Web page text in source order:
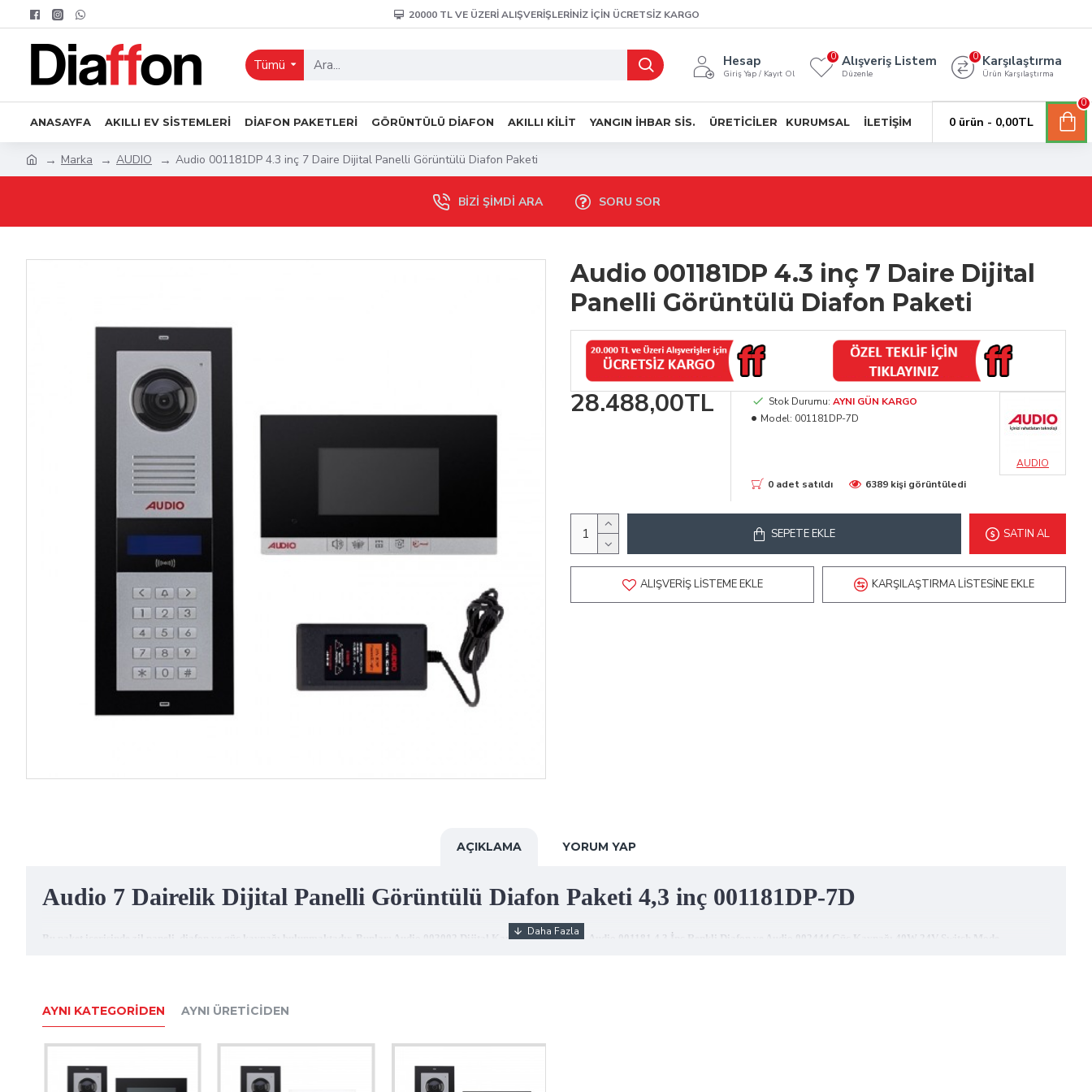
20000 TL VE ÜZERİ ALIŞVERİŞLERİNİZ İÇİN ÜCRETSİZ KARGO
Tümü Hesap
Giriş Yap / Kayıt Ol
Alışveriş Listem
Düzenle
0 Karşılaştırma
Ürün Karşılaştırma
0
ANASAYFA AKILLI EV SISTEMLERI DIAFON PAKETLERI GÖRÜNTÜLÜ DIAFON AKILLI KILIT YANGIN İHBAR SIS. ÜRETICILER KURUMSAL İLETIŞIM 0 ürün - 0,00TL
0
Marka AUDIO Audio 001181DP 4.3 inç 7 Daire Dijital Panelli Görüntülü Diafon Paketi
BIZI ŞIMDI ARA SORU SOR
Audio 001181DP 4.3 inç 7 Daire Dijital
Panelli Görüntülü Diafon Paketi
28.488,00TL Stok Durumu: AYNI GÜN KARGO
Model: 001181DP-7D
AUDIO
0 adet satıldı
6389 kişi görüntüledi
SEPETE EKLE SATIN AL
ALIŞVERIŞ LISTEME EKLE KARŞILAŞTIRMA LISTESINE EKLE
AÇIKLAMA YORUM YAP
Audio 7 Dairelik Dijital Panelli Görüntülü Diafon Paketi 4,3 inç 001181DP-7D
Bu paket içerisinde zil paneli, diafon ve güç kaynağı bulunmaktadır. Bunlar; Audio 003002 Dijital Kameralı Zil Paneli, Audio 001181 4,3 İnç Renkli Diafon ve Audio 002444 Güç Kaynağı 40W 24V Switch Mode
Audio 003002 Dijital Kameralı Zil Paneli
panelleri, diafonunuza uyarı vererek, zilin çalmasını sağlayan araçlardır. Diafon üzerinden konuşarak, zil paneline sesiniz gider ve kimin geldiğini bu şekilde öğrenmenizi sağlamaktadır.
Bu model zil paneli görüntülü diafonlar için kullanılmakta olup, çeşitli özelliklere sahiptir.
AYNI KATEGORIDEN AYNI ÜRETICIDEN